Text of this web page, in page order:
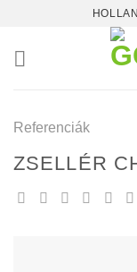
content
Referenciák
ZSELLÉR